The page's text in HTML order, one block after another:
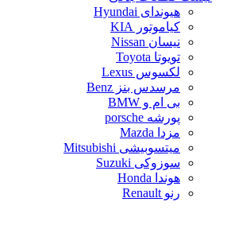
هیوندای Hyundai
کیاموتور KIA
نیسان Nissan
تویوتا Toyota
لکسوس Lexus
مرسدس بنز Benz
بی ام و BMW
پورشه porsche
مزدا Mazda
میتسوبیشی Mitsubishi
سوزوکی Suzuki
هوندا Honda
رنو Renault